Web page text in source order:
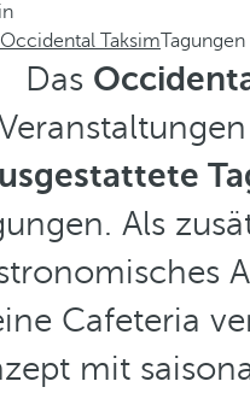
Occidental Taksim
Das
Als
Cafeteria
mit